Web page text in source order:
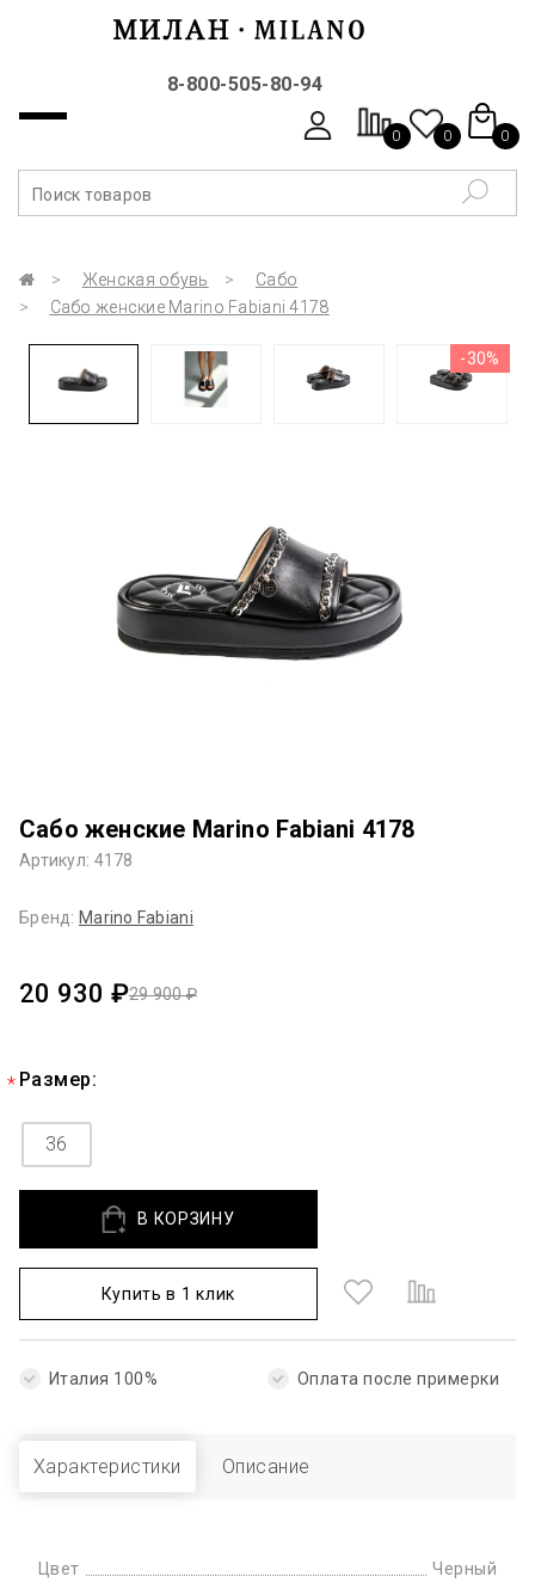
8-800-505-80-94
0 0 0
Женская обувь
Сабо
Сабо женские Marino Fabiani 4178
-30%
Сабо женские Marino Fabiani 4178
Артикул: 4178
Бренд: Marino Fabiani
29 900 ₽
20 930 ₽
Размер:
36
В КОРЗИНУ
Купить в 1 клик
Италия 100% Оплата после примерки
Характеристики Описание
Цвет
Черный